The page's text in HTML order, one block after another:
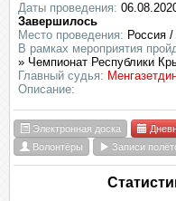
Даты проведения:
Завершилось
Место проведения: Россия
В рамках мероприятия
» Чемпионат Республики
Главный судья:
Описание:
Электронная доска
Волонтёры
Записи